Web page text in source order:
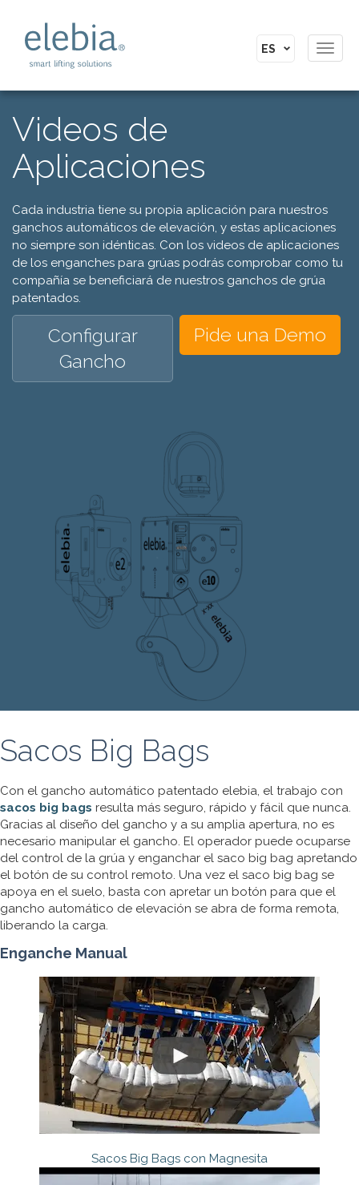
Videos de
Aplicaciones
Cada industria tiene su propia aplicación para nuestros
ganchos automáticos de elevación, y estas aplicaciones
no siempre son idénticas. Con los videos de aplicaciones
de los enganches para grúas podrás comprobar como tu
compañía se beneficiará de nuestros ganchos de grúa
patentados.
Configurar
Gancho
Pide una Demo
Sacos Big Bags
Con el gancho automático patentado elebia, el trabajo con
sacos big bags resulta más seguro, rápido y fácil que nunca.
Gracias al diseño del gancho y a su amplia apertura, no es
necesario manipular el gancho. El operador puede ocuparse
del control de la grúa y enganchar el saco big bag apretando
el botón de su control remoto. Una vez el saco big bag se
apoya en el suelo, basta con apretar un botón para que el
gancho automático de elevación se abra de forma remota,
liberando la carga.
Enganche Manual
Sacos Big Bags con Magnesita